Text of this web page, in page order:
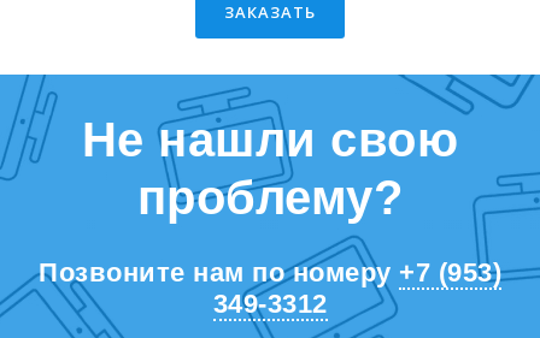
ЗАКАЗАТЬ
Не нашли свою
проблему?
Позвоните нам по номеру +7 (953)
349-3312